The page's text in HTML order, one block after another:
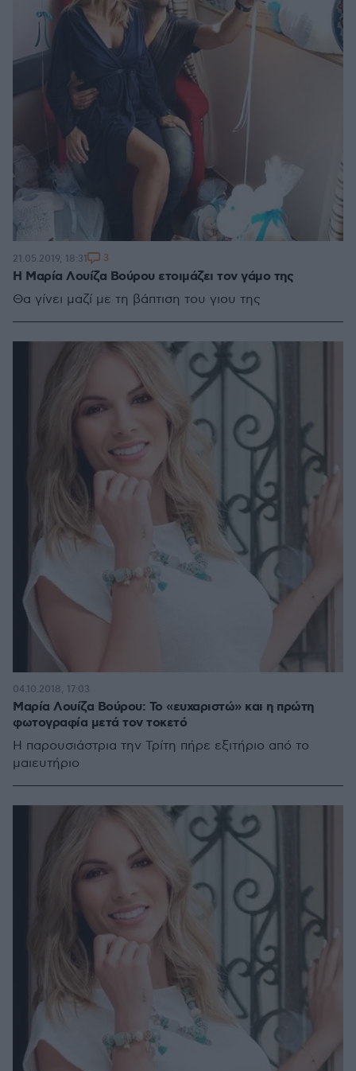
Η Μαρία Λουίζα Βούρου ετοιμάζει τον γάμο της
Θα γίνει μαζί με τη βάπτιση του γιου της
21.05.2019, 18:31 3
Μαρία Λουίζα Βούρου: Το «ευχαριστώ» και η πρώτη
φωτογραφία μετά τον τοκετό
Η παρουσιάστρια την Τρίτη πήρε εξιτήριο από το
μαιευτήριο
04.10.2018, 17:03